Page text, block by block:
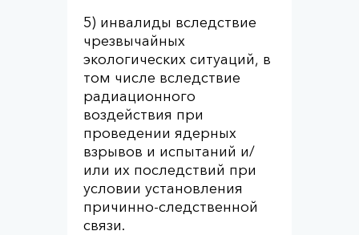
5) инвалиды вследствие
чрезвычайных
экологических ситуаций, в
том числе вследствие
радиационного
воздействия при
проведении ядерных
взрывов и испытаний и/
или их последствий при
условии установления
причинно-следственной
связи.